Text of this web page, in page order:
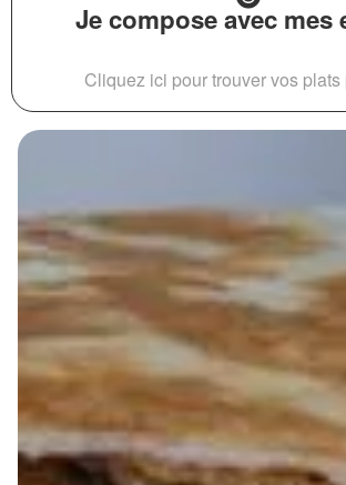
Je compose avec mes
Cliquez ici pour trouver vos plats